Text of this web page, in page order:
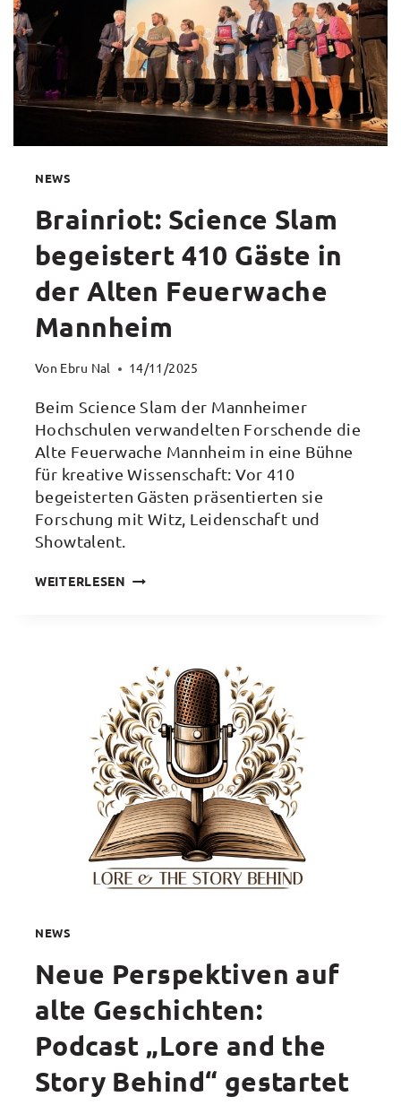
NEWS
Brainriot: Science Slam
begeistert 410 Gäste in
der Alten Feuerwache
Mannheim
Von Ebru Nal 14/11/2025
Beim Science Slam der Mannheimer
Hochschulen verwandelten Forschende die
Alte Feuerwache Mannheim in eine Bühne
für kreative Wissenschaft: Vor 410
begeisterten Gästen präsentierten sie
Forschung mit Witz, Leidenschaft und
Showtalent.
WEITERLESEN BRAINRIOT:
GÄSTE
IN
DER
ALTEN
FEUERWACHE
MANNHEIM
NEWS
Neue Perspektiven auf
alte Geschichten:
Podcast „Lore and the
Story Behind“ gestartet